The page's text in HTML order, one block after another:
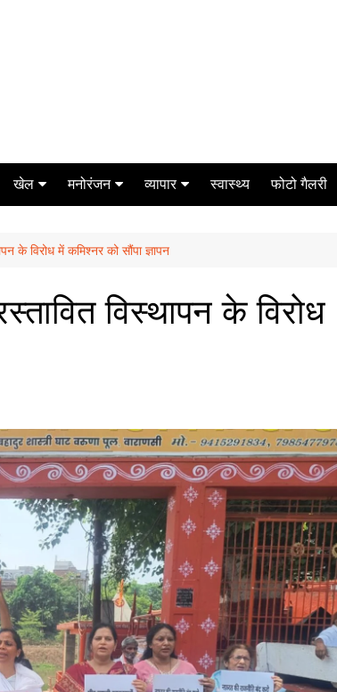
खेल
टेनिस
मनोरंजन
मिर्च मसाला
व्यापार
ऑटो मोबाइल
स्वास्थ्य फोटो गैलरी
के विरोध में कमिश्नर को सौंपा ज्ञापन
विस्थापन के विरोध